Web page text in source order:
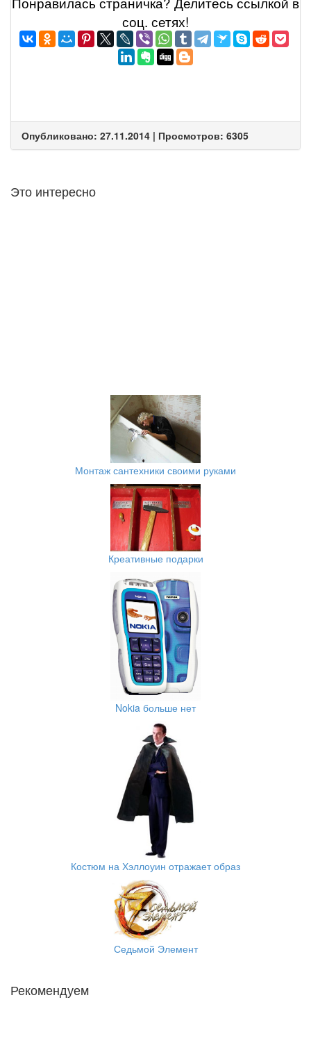
соц. сетях!
Опубликовано: 27.11.2014 | Просмотров: 6305
Это интересно
Монтаж сантехники своими руками
Креативные подарки
Nokia больше нет
Костюм на Хэллоуин отражает образ
Седьмой Элемент
Рекомендуем